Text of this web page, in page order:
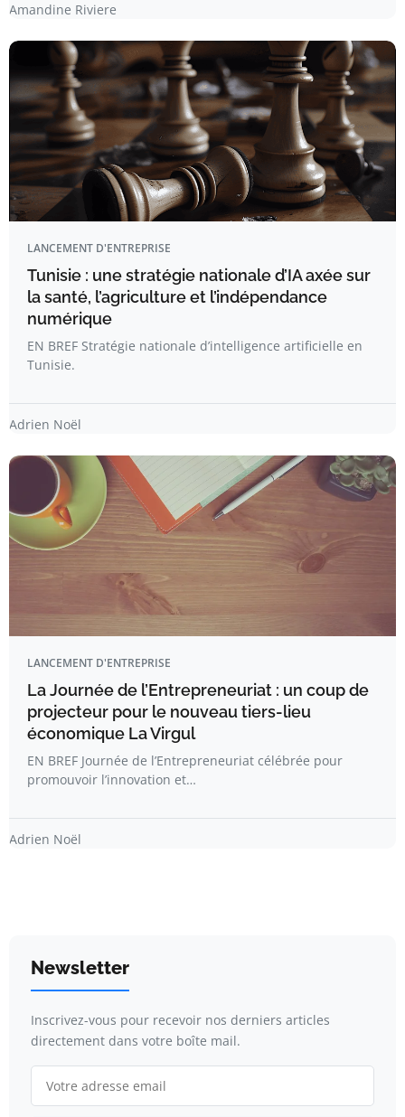
Amandine Riviere
LANCEMENT D'ENTREPRISE
Tunisie : une stratégie nationale d’IA axée sur
la santé, l’agriculture et l’indépendance
numérique
EN BREF Stratégie nationale d’intelligence artificielle en
Tunisie.
Adrien Noël
LANCEMENT D'ENTREPRISE
La Journée de l’Entrepreneuriat : un coup de
projecteur pour le nouveau tiers-lieu
économique La Virgul
EN BREF Journée de l’Entrepreneuriat célébrée pour
promouvoir l’innovation et…
Adrien Noël
Newsletter
Inscrivez-vous pour recevoir nos derniers articles
directement dans votre boîte mail.